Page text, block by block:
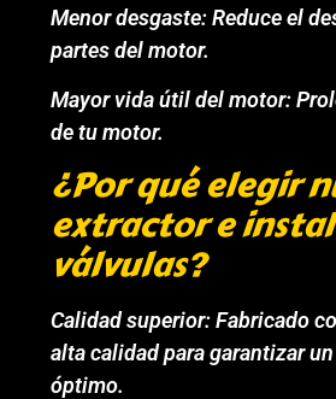
Menor desgaste: Reduce el
partes del motor.
Mayor vida útil del motor:
de tu motor.
¿Por qué elegir
extractor e
válvulas?
Calidad superior: Fabricado
alta calidad para garantizar
óptimo.